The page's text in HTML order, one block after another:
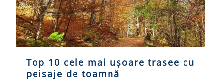
Top 10 cele mai ușoare trasee cu
peisaje de toamnă